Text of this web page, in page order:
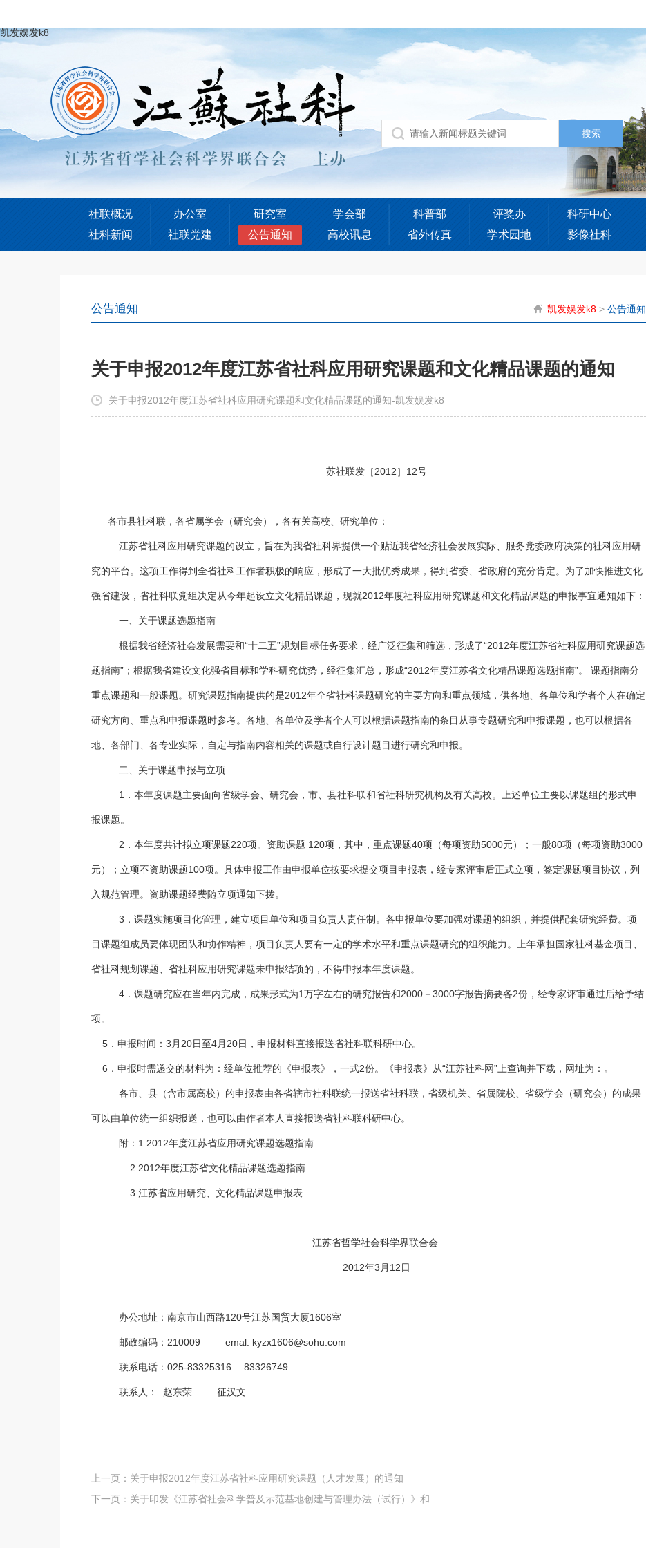
凯发娱发k8
社联概况 办公室 研究室 学会部 科普部 评奖办 科研中心
社科新闻
社联党建 公告通知 高校讯息 省外传真 学术园地 影像社科
公告通知 凯发娱发k8> 公告通知
关于申报2012年度江苏省社科应用研究课题和文化精品课题的通知
关于申报2012年度江苏省社科应用研究课题和文化精品课题的通知-凯发娱发k8
苏社联发［2012］12号
各市县社科联，各省属学会（研究会），各有关高校、研究单位：
江苏省社科应用研究课题的设立，旨在为我省社科界提供一个贴近我省经济社会发展实际、服务党委政府决策的社科应用研
究的平台。这项工作得到全省社科工作者积极的响应，形成了一大批优秀成果，得到省委、省政府的充分肯定。为了加快推进文化
强省建设，省社科联党组决定从今年起设立文化精品课题，现就2012年度社科应用研究课题和文化精品课题的申报事宜通知如下：
一、关于课题选题指南
根据我省经济社会发展需要和“十二五”规划目标任务要求，经广泛征集和筛选，形成了“2012年度江苏省社科应用研究课题选
题指南”；根据我省建设文化强省目标和学科研究优势，经征集汇总，形成“2012年度江苏省文化精品课题选题指南”。 课题指南分
重点课题和一般课题。研究课题指南提供的是2012年全省社科课题研究的主要方向和重点领域，供各地、各单位和学者个人在确定
研究方向、重点和申报课题时参考。各地、各单位及学者个人可以根据课题指南的条目从事专题研究和申报课题，也可以根据各
地、各部门、各专业实际，自定与指南内容相关的课题或自行设计题目进行研究和申报。
二、关于课题申报与立项
1．本年度课题主要面向省级学会、研究会，市、县社科联和省社科研究机构及有关高校。上述单位主要以课题组的形式申
报课题。
2．本年度共计拟立项课题220项。资助课题 120项，其中，重点课题40项（每项资助5000元）；一般80项（每项资助3000
元）；立项不资助课题100项。具体申报工作由申报单位按要求提交项目申报表，经专家评审后正式立项，签定课题项目协议，列
入规范管理。资助课题经费随立项通知下拨。
3．课题实施项目化管理，建立项目单位和项目负责人责任制。各申报单位要加强对课题的组织，并提供配套研究经费。项
目课题组成员要体现团队和协作精神，项目负责人要有一定的学术水平和重点课题研究的组织能力。上年承担国家社科基金项目、
省社科规划课题、省社科应用研究课题未申报结项的，不得申报本年度课题。
4．课题研究应在当年内完成，成果形式为1万字左右的研究报告和2000－3000字报告摘要各2份，经专家评审通过后给予结
项。
5．申报时间：3月20日至4月20日，申报材料直接报送省社科联科研中心。
6．申报时需递交的材料为：经单位推荐的《申报表》，一式2份。《申报表》从“江苏社科网”上查询并下载，网址为：。
各市、县（含市属高校）的申报表由各省辖市社科联统一报送省社科联，省级机关、省属院校、省级学会（研究会）的成果
可以由单位统一组织报送，也可以由作者本人直接报送省社科联科研中心。
附：1.2012年度江苏省应用研究课题选题指南
2.2012年度江苏省文化精品课题选题指南
3.江苏省应用研究、文化精品课题申报表
江苏省哲学社会科学界联合会
2012年3月12日
办公地址：南京市山西路120号江苏国贸大厦1606室
邮政编码：210009 emal: kyzx1606@sohu.com
联系电话：025-83325316 83326749
联系人： 赵东荣 征汉文
上一页： 关于申报2012年度江苏省社科应用研究课题（人才发展）的通知
下一页： 关于印发《江苏省社会科学普及示范基地创建与管理办法（试行）》和